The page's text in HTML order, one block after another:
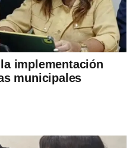
implementación
municipales